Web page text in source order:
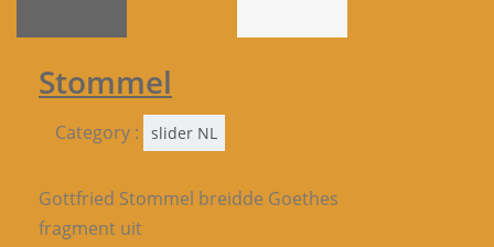
Stommel
Category : slider NL
Gottfried Stommel breidde Goethes
fragment uit